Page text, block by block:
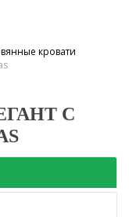
кровати
С